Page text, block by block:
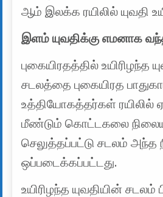
ஆம் இலக்க ரயிலில் யுவதி
இளம் யுவதிக்கு எமனாக
புகையிரதத்தில் உயிரிழந்த
சடலத்தை புகையிரத
உத்தியோகத்தர்கள் ரயிலில்
மீண்டும் கொட்டகலை
செலுத்தப்பட்டு சடலம் அந்த
ஒப்படைக்கப்பட்டது.
உயிரிழந்த யுவதியின் சடலம்